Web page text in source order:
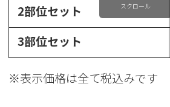
2部位セット
3部位セット
※表示価格は全て税込みです
スクロール